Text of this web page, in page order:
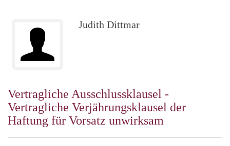
Judith Dittmar
Vertragliche Ausschlussklausel -
Vertragliche Verjährungsklausel der
Haftung für Vorsatz unwirksam